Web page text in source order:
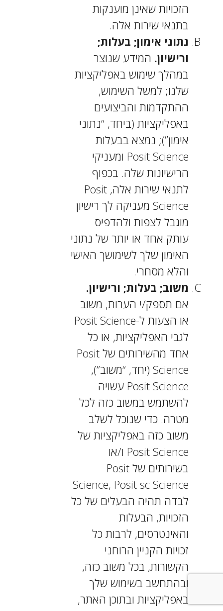
הזכויות שאינן מוענקות
בתנאי שירות אלה.
נתוני אימון; בעלות;
ורישיון. המידע שנוצר
במהלך שימוש באפליקציות
שלנו; למשל השימוש,
ההתקדמות והביצועים
באפליקציות (ביחד, “נתוני
אימון”); נמצא בבעלות
Posit Science ומעניקי
הרישיונות שלה. בכפוף
לתנאי שירות אלה, Posit
Science מעניקה לך רישיון
מוגבל לצפות ולהדפיס
עותק אחד או יותר של נתוני
האימון שלך לשימושך האישי
והלא מסחרי.
משוב; בעלות; ורישיון.
אם תספק/י הערות, משוב
או הצעות ל-Posit Science
לגבי האפליקציות, או כל
אחד מהשירותים של Posit
Science (יחד, “משוב”),
Posit Science עשויה
להשתמש במשוב כזה לכל
מטרה. כדי שנוכל לשלב
משוב כזה באפליקציות של
Posit Science ו/או
בשירותים של Posit
Science, Posit sc Science
לבדה תהיה הבעלים של כל
הזכויות, הבעלות
והאינטרסים, לרבות כל
זכויות הקניין הרוחני
הקשורות, בכל משוב כזה,
ובהתחשב בשימוש שלך
באפליקציות ובתוכן האתר,